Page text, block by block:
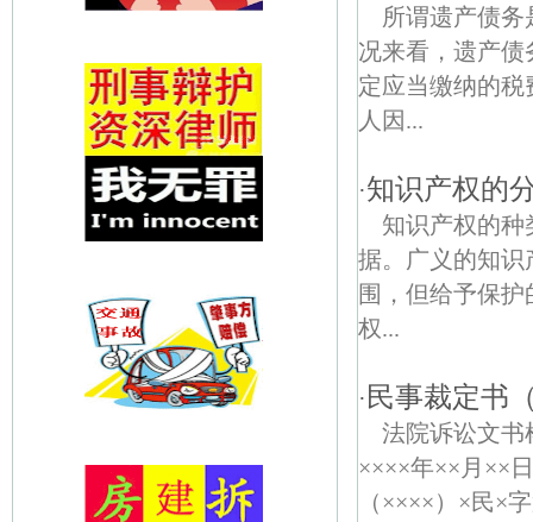
所谓遗产债
况来看，遗产
定应当缴纳的
人因...
·知识产权的
知识产权的
据。广义的知识
围，但给予保
权...
· 民事裁定书
法院诉讼
××××年××月××
（××××）×民×